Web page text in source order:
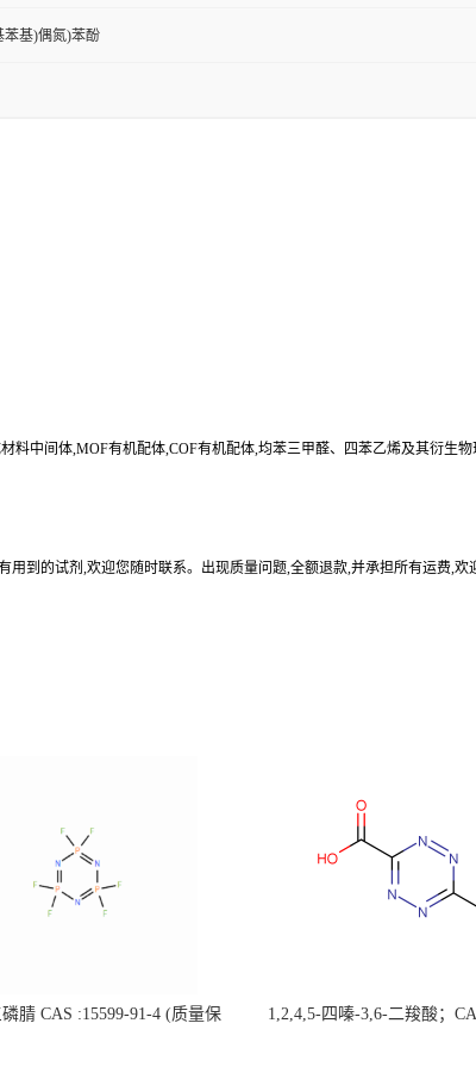
苯基)偶氮)苯酚
料中间体,MOF有机配体,COF有机配体,均苯三甲醛、四苯乙烯及其衍生
到的试剂,欢迎您随时联系。出现质量问题,全额退款,并承担所有运费,
腈 CAS :15599-91-4 (质量保
1,2,4,5-四嗪-3,6-二羧酸；